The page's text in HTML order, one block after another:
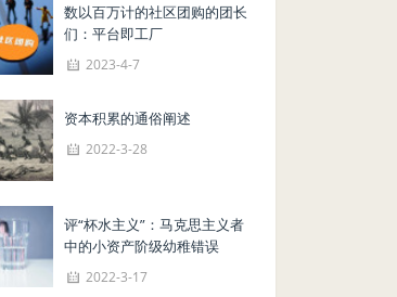
数以百万计的社区团购的团长
们：平台即工厂
2023-4-7
资本积累的通俗阐述
2022-3-28
评“杯水主义”：马克思主义者
中的小资产阶级幼稚错误
2022-3-17